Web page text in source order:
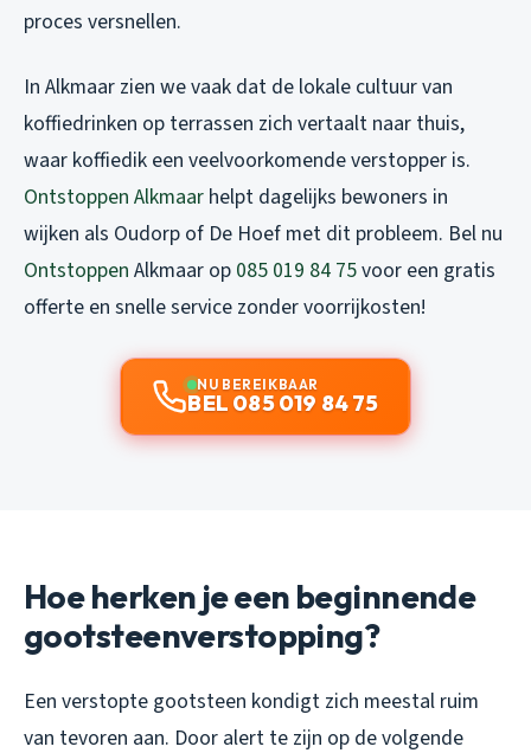
proces versnellen.
In Alkmaar zien we vaak dat de lokale cultuur van
koffiedrinken op terrassen zich vertaalt naar thuis,
waar koffiedik een veelvoorkomende verstopper is.
Ontstoppen Alkmaar helpt dagelijks bewoners in
wijken als Oudorp of De Hoef met dit probleem. Bel nu
Ontstoppen Alkmaar op 085 019 84 75voor een gratis
offerte en snelle service zonder voorrijkosten!
NU BEREIKBAAR
BEL 085 019 84 75
Hoe herken je een beginnende
gootsteenverstopping?
Een verstopte gootsteen kondigt zich meestal ruim
van tevoren aan. Door alert te zijn op de volgende